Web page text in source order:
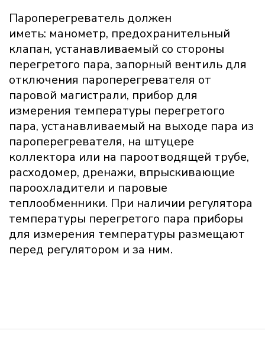
Пароперегреватель должен
иметь: манометр, предохранительный
клапан, устанавливаемый со стороны
перегретого пара, запорный вентиль для
отключения пароперегревателя от
паровой магистрали, прибор для
измерения температуры перегретого
пара, устанавливаемый на выходе пара из
пароперегревателя, на штуцере
коллектора или на пароотводящей трубе,
расходомер, дренажи, впрыскивающие
пароохладители и паровые
теплообменники. При наличии регулятора
температуры перегретого пара приборы
для измерения температуры размещают
перед регулятором и за ним.